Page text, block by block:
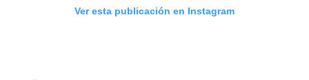
Ver esta publicación en Instagram